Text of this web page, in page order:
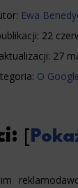
Ewa
22
27
O